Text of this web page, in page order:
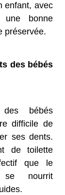
enfant, avec
bonne
préservée.
des bébés
bébés
difficile de
ses dents.
de toilette
que le
nourrit